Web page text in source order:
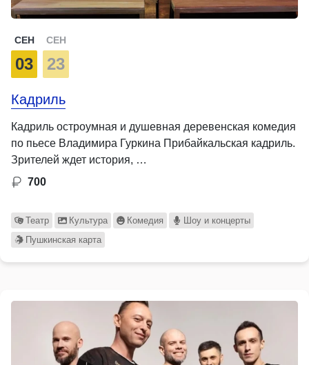
СЕН
03
СЕН
23
Кадриль
Кадриль остроумная и душевная деревенская комедия
по пьесе Владимира Гуркина Прибайкальская кадриль.
Зрителей ждет история, …
700
Театр Культура Комедия
Шоу и концерты
Пушкинская карта